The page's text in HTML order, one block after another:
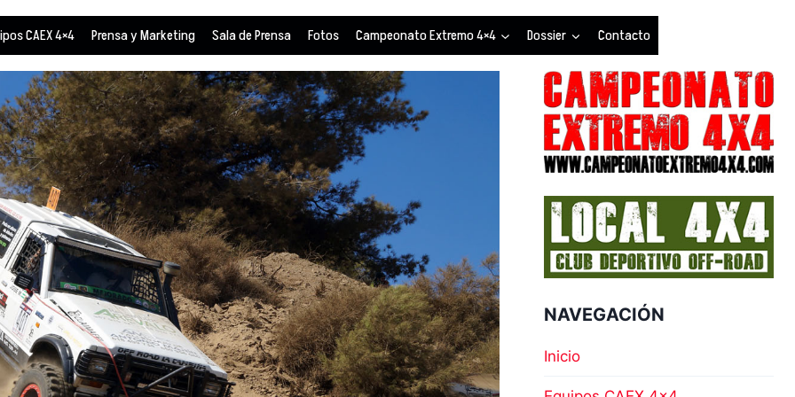
CAEX 4×4 Prensa y Marketing Sala de Prensa Fotos Campeonato Extremo 4×4 Dossier Contacto
NAVEGACIÓN
Inicio